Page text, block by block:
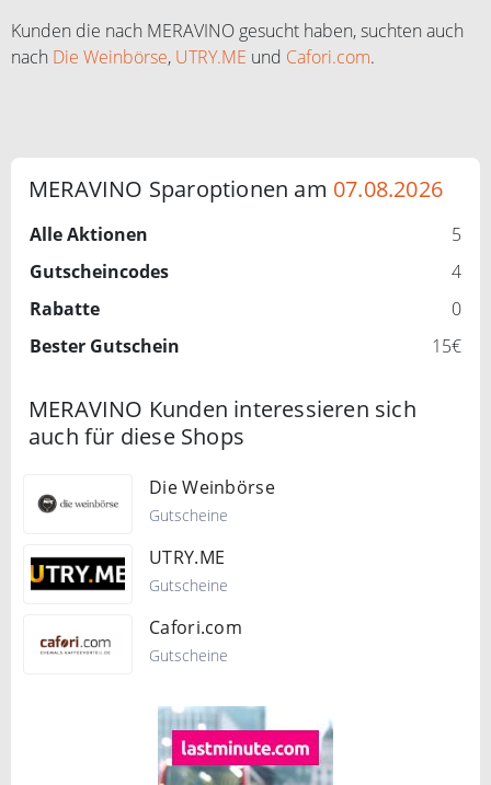
Kunden die nach MERAVINO gesucht haben, suchten auch
nach Die Weinbörse, UTRY.ME und Cafori.com.
MERAVINO Sparoptionen am 07.08.2026
Alle Aktionen
5
Gutscheincodes
4
Rabatte
0
Bester Gutschein
15€
MERAVINO Kunden interessieren sich
auch für diese Shops
Die Weinbörse
Gutscheine
UTRY.ME
Gutscheine
Cafori.com
Gutscheine